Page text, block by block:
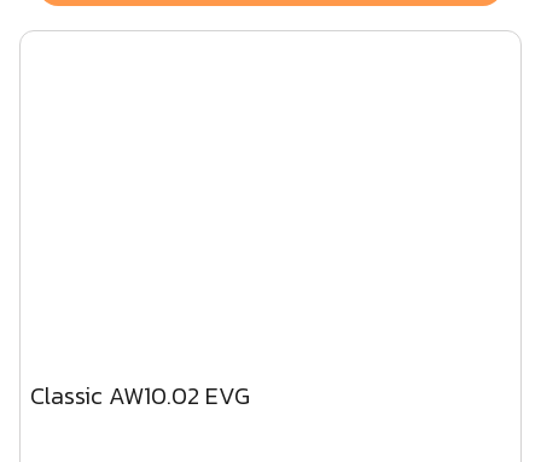
Classic AW10.02 EVG